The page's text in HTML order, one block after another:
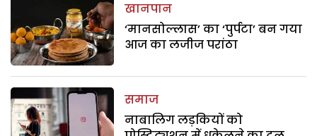
खानपान
‘मानसोल्लास’ का ‘पुर्पटा’ बन गया
आज का लजीज परांठा
समाज
नाबालिग लड़कियों को